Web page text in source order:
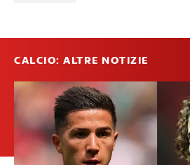
CALCIO: ALTRE NOTIZIE